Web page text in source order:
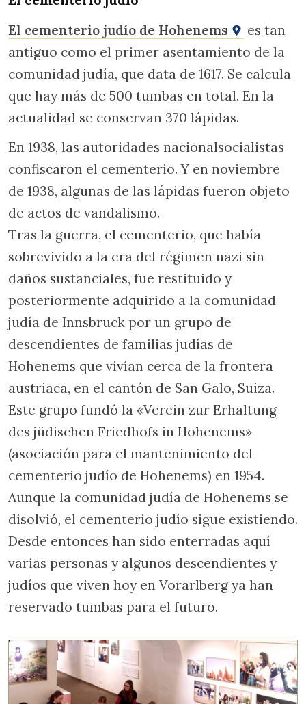
El cementerio judío de Hohenems
es tan
antiguo como el primer asentamiento de la
comunidad judía, que data de 1617. Se calcula
que hay más de 500 tumbas en total. En la
actualidad se conservan 370 lápidas.
En 1938, las autoridades nacionalsocialistas
confiscaron el cementerio. Y en noviembre
de 1938, algunas de las lápidas fueron objeto
de actos de vandalismo.
Tras la guerra, el cementerio, que había
sobrevivido a la era del régimen nazi sin
daños sustanciales, fue restituido y
posteriormente adquirido a la comunidad
judía de Innsbruck por un grupo de
descendientes de familias judías de
Hohenems que vivían cerca de la frontera
austriaca, en el cantón de San Galo, Suiza.
Este grupo fundó la «Verein zur Erhaltung
des jüdischen Friedhofs in Hohenems»
(asociación para el mantenimiento del
cementerio judío de Hohenems) en 1954.
Aunque la comunidad judía de Hohenems se
disolvió, el cementerio judío sigue existiendo.
Desde entonces han sido enterradas aquí
varias personas y algunos descendientes y
judíos que viven hoy en Vorarlberg ya han
reservado tumbas para el futuro.